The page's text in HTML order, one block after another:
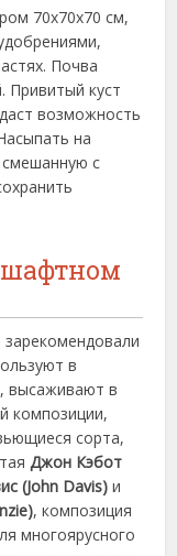
70х70х70 см,
Почва
Привитый куст
возможность
на
с
зарекомендовали
в
высаживают в
композиции,
сорта,
Джон Кэбот
(John Davis) и
, композиция
многоярусного